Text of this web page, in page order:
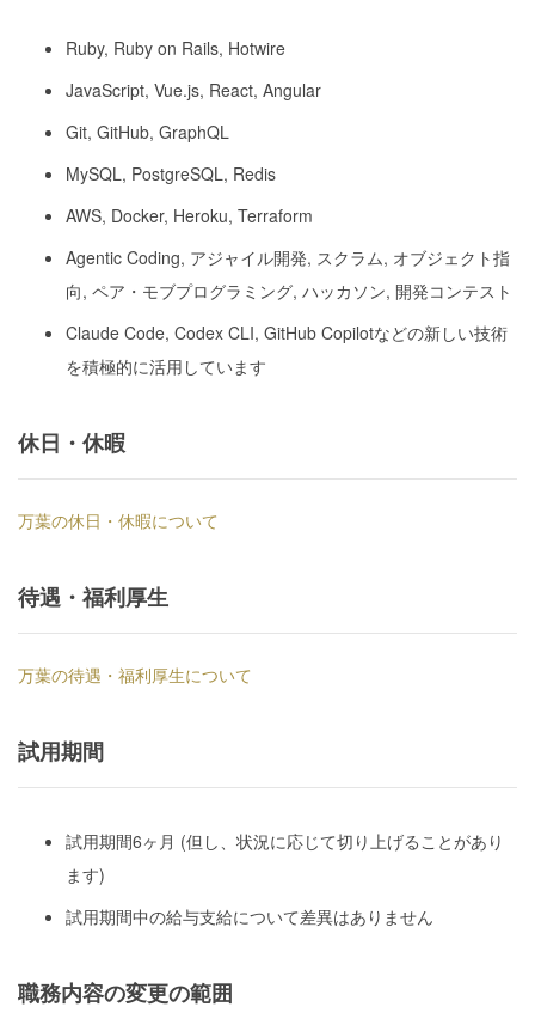
Ruby, Ruby on Rails, Hotwire
JavaScript, Vue.js, React, Angular
Git, GitHub, GraphQL
MySQL, PostgreSQL, Redis
AWS, Docker, Heroku, Terraform
Agentic Coding, アジャイル開発, スクラム, オブジェクト指
向, ペア・モブプログラミング, ハッカソン, 開発コンテスト
Claude Code, Codex CLI, GitHub Copilotなどの新しい技術
を積極的に活用しています
休日・休暇
万葉の休日・休暇について
待遇・福利厚生
万葉の待遇・福利厚生について
試用期間
試用期間6ヶ月 (但し、状況に応じて切り上げることがあり
ます)
試用期間中の給与支給について差異はありません
職務内容の変更の範囲